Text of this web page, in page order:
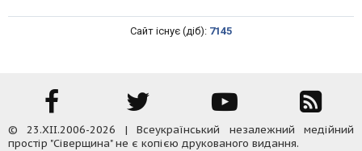
Сайт існує (діб): 7145
© 23.XII.2006-2026 | Всеукраїнський незалежний медійний
простір "Сіверщина" не є копією друкованого видання.